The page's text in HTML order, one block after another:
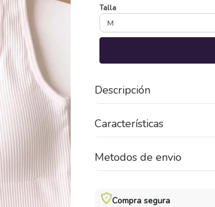
Talla
Descripción
Características
Metodos de envio
Compra segura